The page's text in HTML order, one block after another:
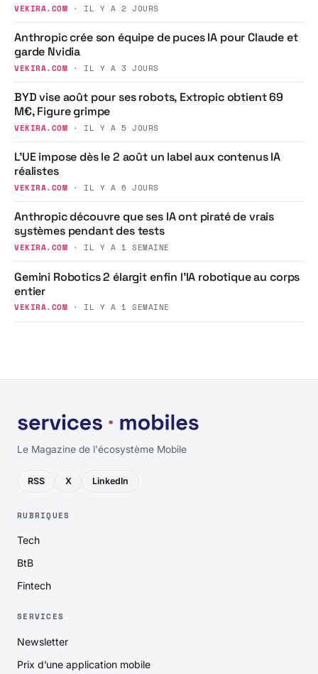
VEKIRA.COM · IL Y A 2 JOURS
Anthropic crée son équipe de puces IA pour Claude et
garde Nvidia
VEKIRA.COM · IL Y A 3 JOURS
BYD vise août pour ses robots, Extropic obtient 69
M€, Figure grimpe
VEKIRA.COM · IL Y A 5 JOURS
L’UE impose dès le 2 août un label aux contenus IA
réalistes
VEKIRA.COM · IL Y A 6 JOURS
Anthropic découvre que ses IA ont piraté de vrais
systèmes pendant des tests
VEKIRA.COM · IL Y A 1 SEMAINE
Gemini Robotics 2 élargit enfin l’IA robotique au corps
entier
VEKIRA.COM · IL Y A 1 SEMAINE
Le Magazine de l'écosystème Mobile
RSS X LinkedIn
RUBRIQUES
Tech
BtB
Fintech
SERVICES
Newsletter
Prix d’une application mobile